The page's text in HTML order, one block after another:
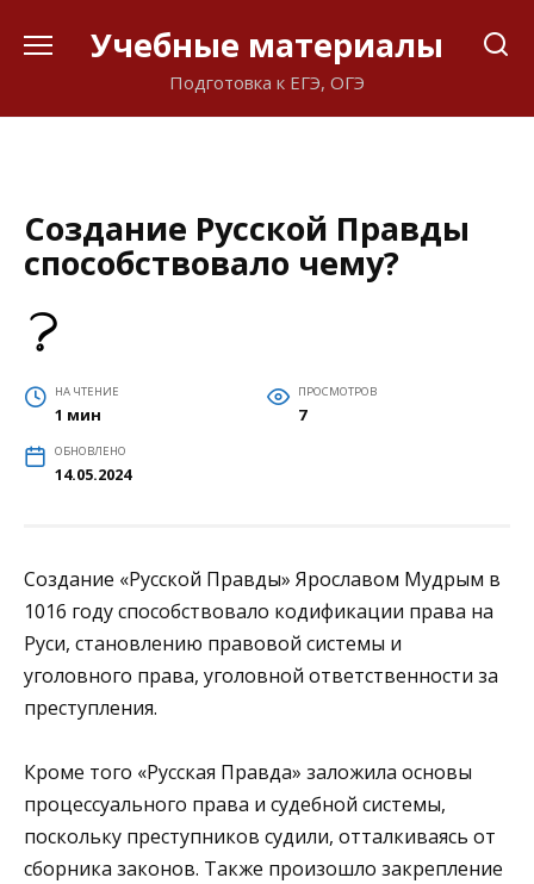
Учебные материалы
Подготовка к ЕГЭ, ОГЭ
Создание Русской Правды
способствовало чему?
НА ЧТЕНИЕ
1 мин
ПРОСМОТРОВ
7
ОБНОВЛЕНО
14.05.2024
Создание «Русской Правды» Ярославом Мудрым в
1016 году способствовало кодификации права на
Руси, становлению правовой системы и
уголовного права, уголовной ответственности за
преступления.
Кроме того «Русская Правда» заложила основы
процессуального права и судебной системы,
поскольку преступников судили, отталкиваясь от
сборника законов. Также произошло закрепление